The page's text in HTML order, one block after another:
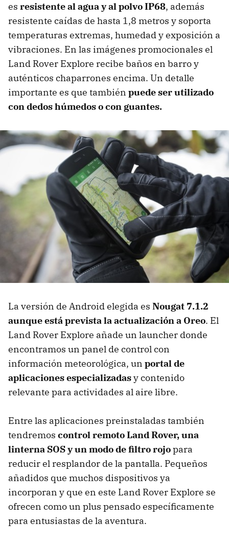
es resistente al agua y al polvo IP68, además
resistente caídas de hasta 1,8 metros y soporta
temperaturas extremas, humedad y exposición a
vibraciones. En las imágenes promocionales el
Land Rover Explore recibe baños en barro y
auténticos chaparrones encima. Un detalle
importante es que también puede ser utilizado
con dedos húmedos o con guantes.
La versión de Android elegida es Nougat 7.1.2
aunque está prevista la actualización a Oreo. El
Land Rover Explore añade un launcher donde
encontramos un panel de control con
información meteorológica, un portal de
aplicaciones especializadasy contenido
relevante para actividades al aire libre.
Entre las aplicaciones preinstaladas también
tendremos control remoto Land Rover, una
linterna SOS y un modo de filtro rojopara
reducir el resplandor de la pantalla. Pequeños
añadidos que muchos dispositivos ya
incorporan y que en este Land Rover Explore se
ofrecen como un plus pensado específicamente
para entusiastas de la aventura.